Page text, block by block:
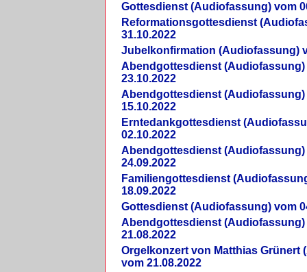
Gottesdienst (Audiofassung) vom
Reformationsgottesdienst
31.10.2022
Jubelkonfirmation (Audiofassung)
Abendgottesdienst (Audiofassung)
23.10.2022
Abendgottesdienst (Audiofassung)
15.10.2022
Erntedankgottesdienst
02.10.2022
Abendgottesdienst (Audiofassung)
24.09.2022
Familiengottesdienst
18.09.2022
Gottesdienst (Audiofassung) vom
Abendgottesdienst (Audiofassung)
21.08.2022
Orgelkonzert von Matthias Grünert
vom 21.08.2022